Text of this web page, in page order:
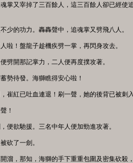
又宰掉了三百餘人，這三百餘人卻已經使
的功力。轟轟聲中，追魂掌又劈飛八人。
！盤龍子趁機疾劈一掌，再閃身攻去。
開那記掌力，二人便再度撲攻著。
待發。海獅瞧得安心啦！
紅已吐血連退！刷一聲，她的後背已被刺
！
欲馳援。三名中年人便加勁進攻著。
砍了一劍。
，那知，海獅的手下重重包圍及密集砍殺